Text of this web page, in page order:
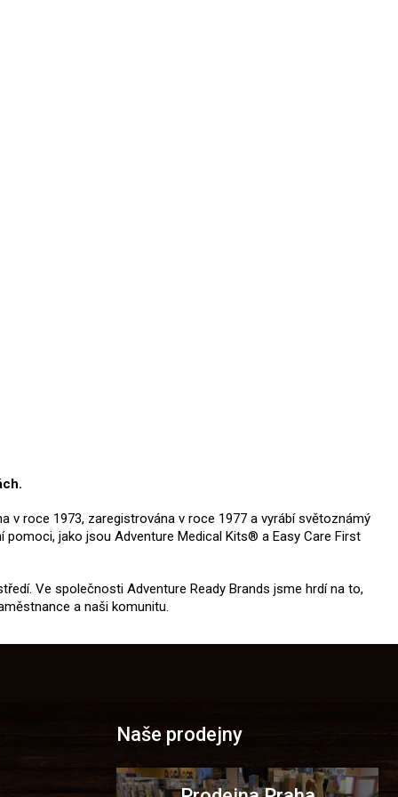
v roce 1973, zaregistrována v roce 1977 a vyrábí světoznámý
jako jsou Adventure Medical Kits® a Easy Care First
Ve společnosti Adventure Ready Brands jsme hrdí na to,
a naši komunitu.
Naše prodejny